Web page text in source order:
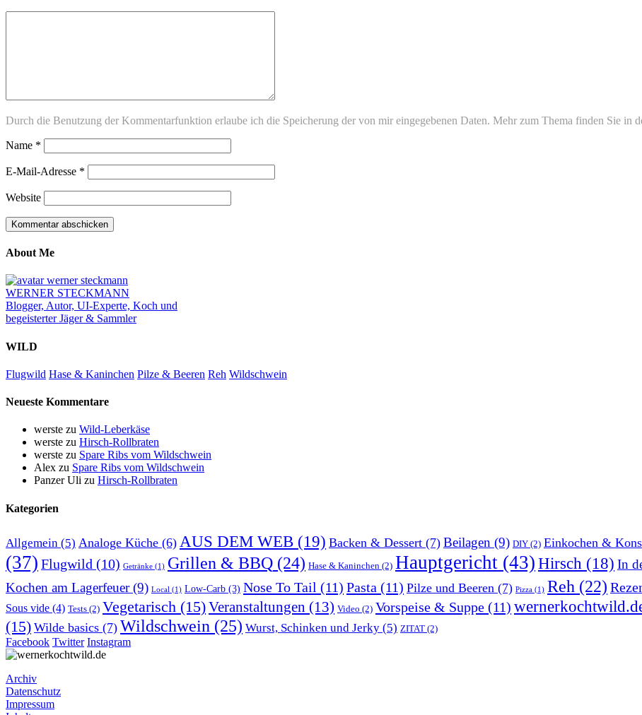
Durch die Benutzung der Kommentarfunktion erlaube ich die Speicherung der von mir eingegebenen Daten. Mehr zum Thema finden Sie in
Name *
E-Mail-Adresse *
Website
About Me
WERNER STECKMANN
Blogger, Autor, UI-Experte, Koch und
begeisterter Jäger & Sammler
WILD
Flugwild Hase & Kaninchen Pilze & Beeren Reh Wildschwein
Neueste Kommentare
werste zu Wild-Leberkäse
werste zu Hirsch-Rollbraten
werste zu Spare Ribs vom Wildschwein
Alex zu Spare Ribs vom Wildschwein
Panzer Uli zu Hirsch-Rollbraten
Kategorien
Allgemein (5) Analoge Küche (6) AUS DEM WEB (19) Backen & Dessert (7) Beilagen (9) DIY (2) Einkochen &
(37) Flugwild (10) Getränke (1) Grillen & BBQ (24) Hase & Kaninchen (2) Hauptgericht (43) Hirsch (18) In
Kochen am Lagerfeuer(9) Local (1) Low-Carb (3) Nose To Tail (11) Pasta (11) Pilze und Beeren (7) Pizza (1) Reh (22)
Sous vide (4) Tests (2) Vegetarisch (15)Veranstaltungen (13) Video (2) Vorspeise & Suppe (11)
(15) Wilde basics (7) Wildschwein (25) Wurst, Schinken und Jerky (5) ZITAT (2)
Facebook Twitter Instagram
Archiv
Datenschutz
Impressum